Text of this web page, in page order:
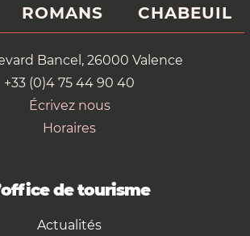
ROMANS CHABEUIL
Bancel, 26000 Valence
+33 (0)4 75 44 90 40
Écrivez nous
Horaires
de tourisme
Actualités